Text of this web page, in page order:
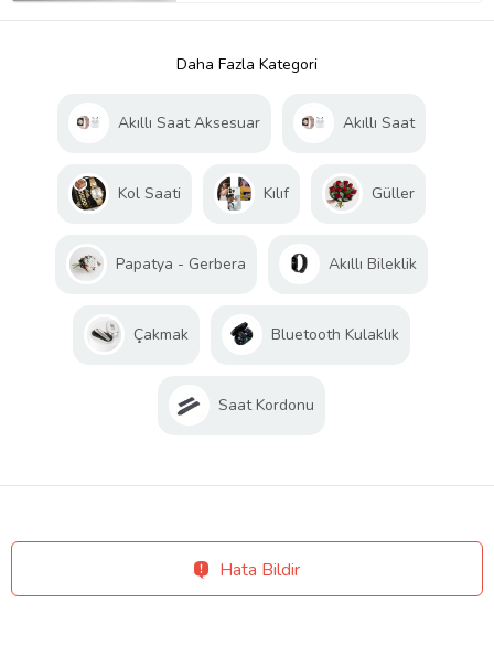
Daha Fazla Kategori
Akıllı Saat Aksesuar Akıllı Saat
Kol Saati Kılıf Güller
Papatya - Gerbera Akıllı Bileklik
Çakmak Bluetooth Kulaklık
Saat Kordonu
Hata Bildir